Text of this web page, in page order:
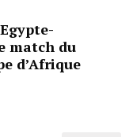
match du
d’Afrique